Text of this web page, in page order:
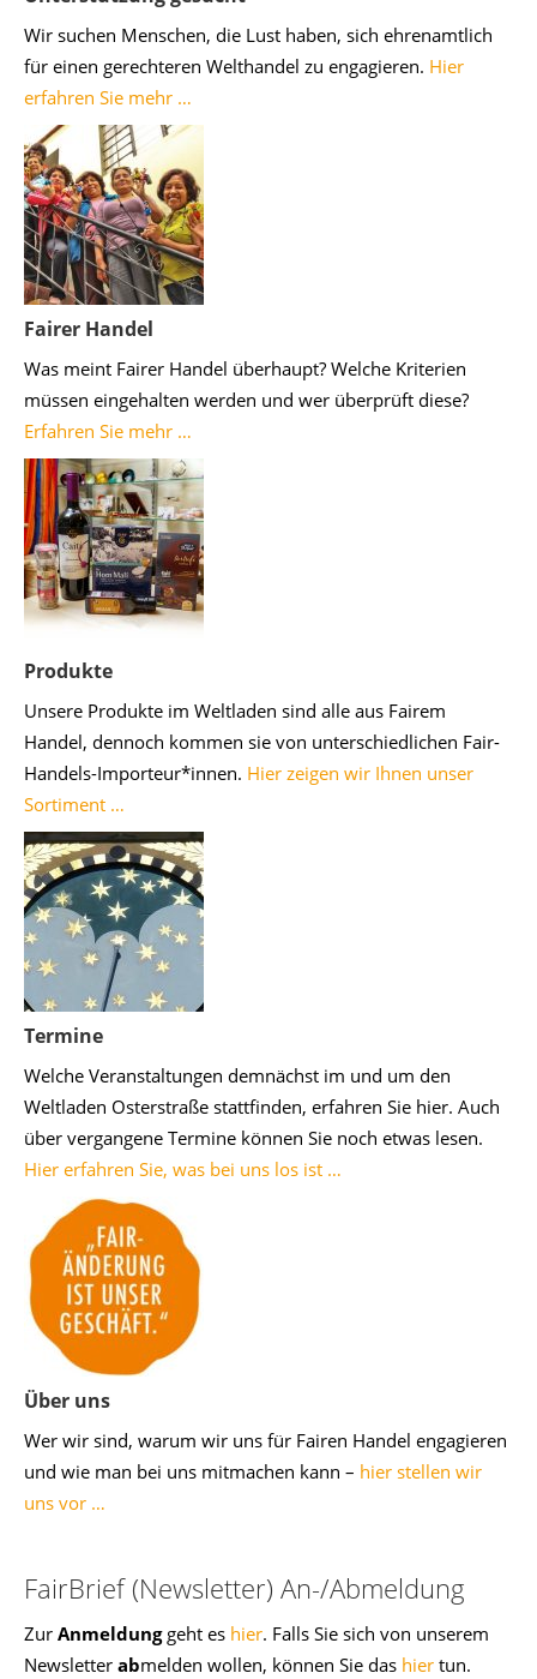
Wir suchen Menschen, die Lust haben, sich ehrenamtlich
für einen gerechteren Welthandel zu engagieren. Hier
erfahren Sie mehr …
Fairer Handel
Was meint Fairer Handel überhaupt? Welche Kriterien
müssen eingehalten werden und wer überprüft diese?
Erfahren Sie mehr …
Produkte
Unsere Produkte im Weltladen sind alle aus Fairem
Handel, dennoch kommen sie von unterschiedlichen Fair-
Handels-Importeur*innen. Hier zeigen wir Ihnen unser
Sortiment …
Termine
Welche Veranstaltungen demnächst im und um den
Weltladen Osterstraße stattfinden, erfahren Sie hier. Auch
über vergangene Termine können Sie noch etwas lesen.
Hier erfahren Sie, was bei uns los ist …
Über uns
Wer wir sind, warum wir uns für Fairen Handel engagieren
und wie man bei uns mitmachen kann – hier stellen wir
uns vor …
FairBrief (Newsletter) An-/Abmeldung
Zur Anmeldunggeht es hier. Falls Sie sich von unserem
Newsletter abmelden wollen, können Sie das hier tun.